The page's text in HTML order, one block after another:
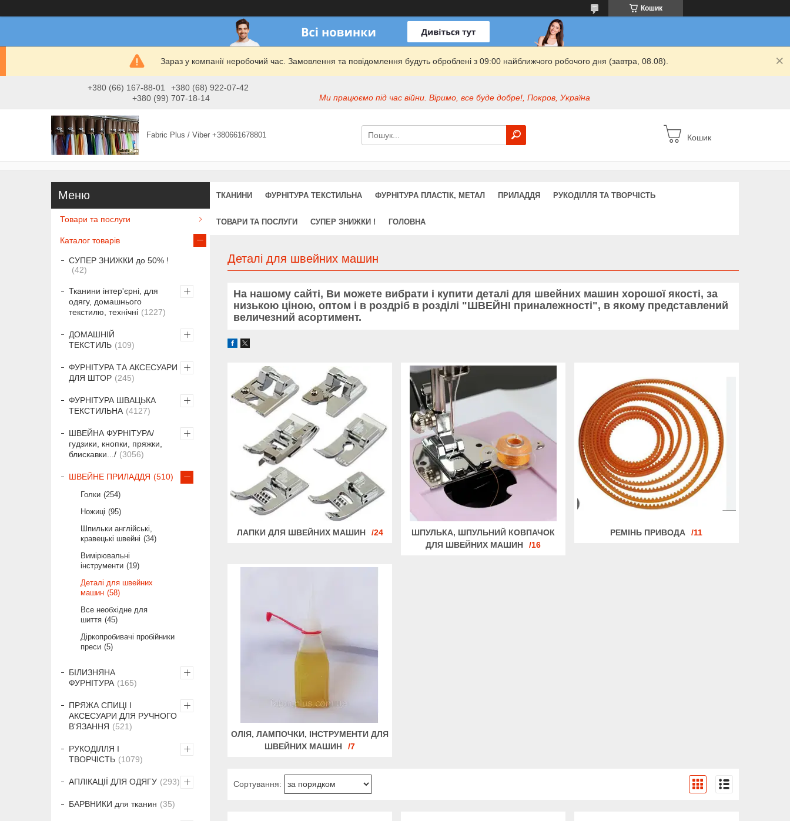
Кошик
Зараз у компанії неробочий час. Замовлення та повідомлення будуть оброблені з 09:00 найближчого робочого дня (завтра, 08.08).
+380 (66) 167-88-01
+380 (68) 922-07-42
+380 (99) 707-18-14
Ми працюємо під час війни. Віримо, все буде добре!, Покров, Україна
Fabric Plus / Viber +380661678801 Кошик
ТКАНИНИ ФУРНІТУРА ТЕКСТИЛЬНА ФУРНІТУРА ПЛАСТІК, МЕТАЛ ПРИЛАДДЯ РУКОДІЛЛЯ ТА ТВОРЧІСТЬ
ТОВАРИ ТА ПОСЛУГИ СУПЕР ЗНИЖКИ ! ГОЛОВНА
Деталі для швейних машин
На нашому сайті, Ви можете вибрати і купити деталі для швейних машин хорошої якості, за
низькою ціною, оптом і в роздріб в розділі "ШВЕЙНІ приналежності", в якому представлений
величезний асортимент.
ЛАПКИ ДЛЯ ШВЕЙНИХ МАШИН 24
ШПУЛЬКА, ШПУЛЬНИЙ КОВПАЧОК
ДЛЯ ШВЕЙНИХ МАШИН
16
РЕМІНЬ ПРИВОДА 11
ОЛІЯ, ЛАМПОЧКИ, ІНСТРУМЕНТИ ДЛЯ
ШВЕЙНИХ МАШИН
7
Товари та послуги
Каталог товарів
СУПЕР ЗНИЖКИ до 50% !
42
Тканини інтер'єрні, для
одягу, домашнього
текстилю, технічні
1227
ДОМАШНІЙ
ТЕКСТИЛЬ
109
ФУРНІТУРА ТА АКСЕСУАРИ
ДЛЯ ШТОР
245
ФУРНІТУРА ШВАЦЬКА
ТЕКСТИЛЬНА
4127
ШВЕЙНА ФУРНІТУРА/
гудзики, кнопки, пряжки,
блискавки.../
3056
ШВЕЙНЕ ПРИЛАДДЯ 510
Голки 254
Ножиці
95
Шпильки англійські,
кравецькі швейні
34
Вимірювальні
інструменти
19
Деталі для швейних
машин 58
Все необхідне для
шиття 45
Діркопробивачі пробійники
преси 5
БІЛИЗНЯНА
ФУРНІТУРА
165
ПРЯЖА СПИЦІ І
АКСЕСУАРИ ДЛЯ РУЧНОГО
В'ЯЗАННЯ
521
РУКОДІЛЛЯ І
ТВОРЧІСТЬ
1079
АПЛІКАЦІЇ ДЛЯ ОДЯГУ 293
БАРВНИКИ для тканин 35